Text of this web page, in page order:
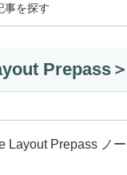
事を探す
Prepass
Layout Prepass ノ